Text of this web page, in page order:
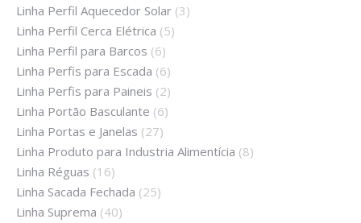
Linha Perfil Aquecedor Solar (3)
Linha Perfil Cerca Elétrica (5)
Linha Perfil para Barcos (6)
Linha Perfis para Escada (6)
Linha Perfis para Paineis (2)
Linha Portão Basculante (6)
Linha Portas e Janelas (27)
Linha Produto para Industria Alimentícia (8)
Linha Réguas (16)
Linha Sacada Fechada (25)
Linha Suprema (40)